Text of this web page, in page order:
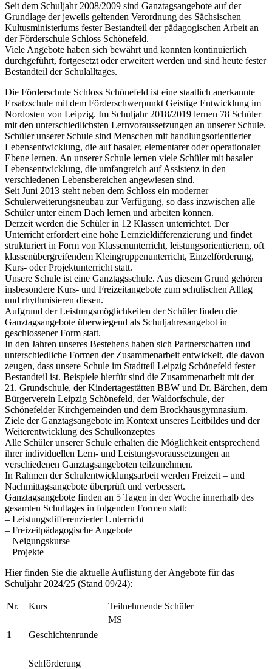
Seit dem Schuljahr 2008/2009 sind Ganztagsangebote auf der
Grundlage der jeweils geltenden Verordnung des Sächsischen
Kultusministeriums fester Bestandteil der pädagogischen Arbeit an
der Förderschule Schloss Schönefeld.
Viele Angebote haben sich bewährt und konnten kontinuierlich
durchgeführt, fortgesetzt oder erweitert werden und sind heute fester
Bestandteil der Schulalltages.
Die Förderschule Schloss Schönefeld ist eine staatlich anerkannte
Ersatzschule mit dem Förderschwerpunkt Geistige Entwicklung im
Nordosten von Leipzig. Im Schuljahr 2018/2019 lernen 78 Schüler
mit den unterschiedlichsten Lernvoraussetzungen an unserer Schule.
Schüler unserer Schule sind Menschen mit handlungsorientierter
Lebensentwicklung, die auf basaler, elementarer oder operationaler
Ebene lernen. An unserer Schule lernen viele Schüler mit basaler
Lebensentwicklung, die umfangreich auf Assistenz in den
verschiedenen Lebensbereichen angewiesen sind.
Seit Juni 2013 steht neben dem Schloss ein moderner
Schulerweiterungsneubau zur Verfügung, so dass inzwischen alle
Schüler unter einem Dach lernen und arbeiten können.
Derzeit werden die Schüler in 12 Klassen unterrichtet. Der
Unterricht erfordert eine hohe Lernzieldifferenzierung und findet
strukturiert in Form von Klassenunterricht, leistungsorientiertem, oft
klassenübergreifendem Kleingruppenunterricht, Einzelförderung,
Kurs- oder Projektunterricht statt.
Unsere Schule ist eine Ganztagsschule. Aus diesem Grund gehören
insbesondere Kurs- und Freizeitangebote zum schulischen Alltag
und rhythmisieren diesen.
Aufgrund der Leistungsmöglichkeiten der Schüler finden die
Ganztagsangebote überwiegend als Schuljahresangebot in
geschlossener Form statt.
In den Jahren unseres Bestehens haben sich Partnerschaften und
unterschiedliche Formen der Zusammenarbeit entwickelt, die davon
zeugen, dass unsere Schule im Stadtteil Leipzig Schönefeld fester
Bestandteil ist. Beispiele hierfür sind die Zusammenarbeit mit der
21. Grundschule, der Kindertagestätten BBW und Dr. Bärchen, dem
Bürgerverein Leipzig Schönefeld, der Waldorfschule, der
Schönefelder Kirchgemeinden und dem Brockhausgymnasium.
Ziele der Ganztagsangebote im Kontext unseres Leitbildes und der
Weiterentwicklung des Schulkonzeptes
Alle Schüler unserer Schule erhalten die Möglichkeit entsprechend
ihrer individuellen Lern- und Leistungsvoraussetzungen an
verschiedenen Ganztagsangeboten teilzunehmen.
In Rahmen der Schulentwicklungsarbeit werden Freizeit – und
Nachmittagsangebote überprüft und verbessert.
Ganztagsangebote finden an 5 Tagen in der Woche innerhalb des
gesamten Schultages in folgenden Formen statt:
– Leistungsdifferenzierter Unterricht
– Freizeitpädagogische Angebote
– Neigungskurse
– Projekte
Hier finden Sie die aktuelle Auflistung der Angebote für das
Schuljahr 2024/25 (Stand 09/24):
Nr. Kurs Teilnehmende Schüler
1 Geschichtenrunde
MS
Sehförderung